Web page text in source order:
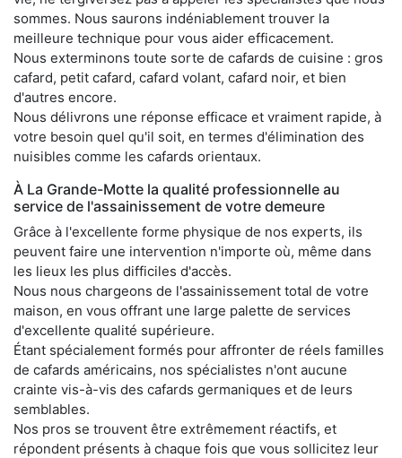
sommes. Nous saurons indéniablement trouver la
meilleure technique pour vous aider efficacement.
Nous exterminons toute sorte de cafards de cuisine : gros
cafard, petit cafard, cafard volant, cafard noir, et bien
d'autres encore.
Nous délivrons une réponse efficace et vraiment rapide, à
votre besoin quel qu'il soit, en termes d'élimination des
nuisibles comme les cafards orientaux.
À La Grande-Motte la qualité professionnelle au
service de l'assainissement de votre demeure
Grâce à l'excellente forme physique de nos experts, ils
peuvent faire une intervention n'importe où, même dans
les lieux les plus difficiles d'accès.
Nous nous chargeons de l'assainissement total de votre
maison, en vous offrant une large palette de services
d'excellente qualité supérieure.
Étant spécialement formés pour affronter de réels familles
de cafards américains, nos spécialistes n'ont aucune
crainte vis-à-vis des cafards germaniques et de leurs
semblables.
Nos pros se trouvent être extrêmement réactifs, et
répondent présents à chaque fois que vous sollicitez leur